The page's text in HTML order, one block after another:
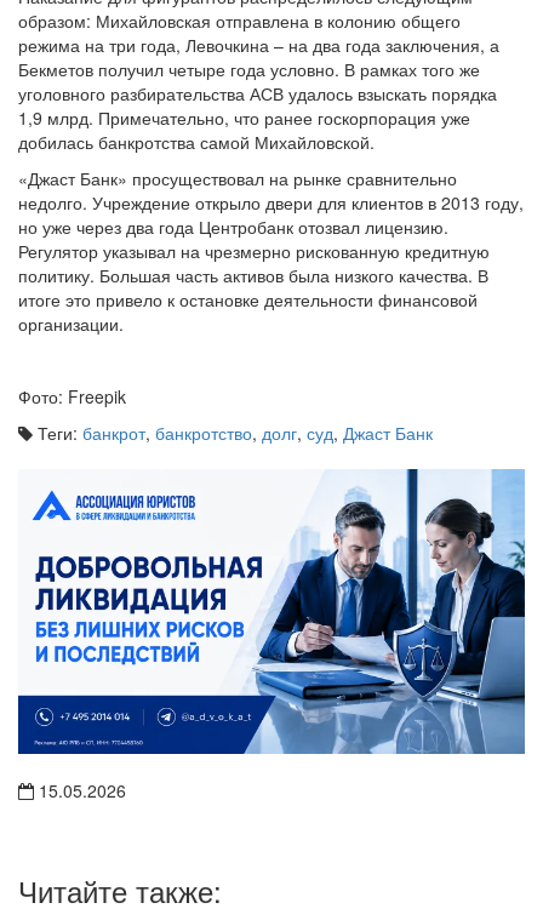
режима на три года, Левочкина – на два года заключения, а
Бекметов получил четыре года условно. В рамках того же
уголовного разбирательства АСВ удалось взыскать порядка
1,9 млрд. Примечательно, что ранее госкорпорация уже
добилась банкротства самой Михайловской.
«Джаст Банк» просуществовал на рынке сравнительно
недолго. Учреждение открыло двери для клиентов в 2013 году,
но уже через два года Центробанк отозвал лицензию.
Регулятор указывал на чрезмерно рискованную кредитную
политику. Большая часть активов была низкого качества. В
итоге это привело к остановке деятельности финансовой
организации.
Теги:банкрот